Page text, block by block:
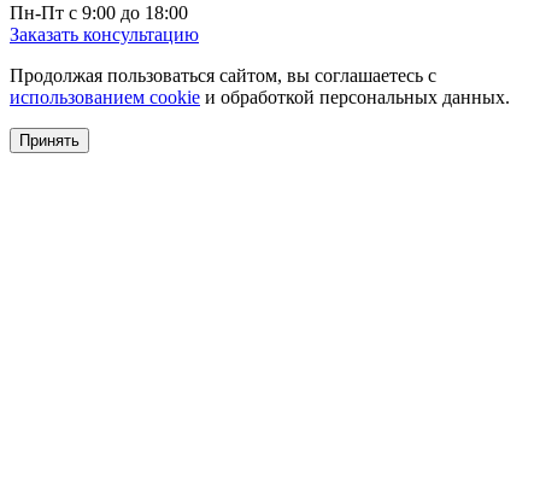
Пн-Пт с 9:00 до 18:00
Заказать консультацию
Продолжая пользоваться сайтом, вы соглашаетесь с
использованием cookie и обработкой персональных данных.
Принять